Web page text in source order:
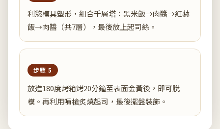
利慾模具塑形，組合千層塔：黑米飯→肉醬→紅藜
飯→肉醬（共7層），最後放上起司絲。
步驟 5
放進180度烤箱烤20分鐘至表面金黃後，即可脫
模。再利用噴槍炙燒起司，最後擺盤裝飾。